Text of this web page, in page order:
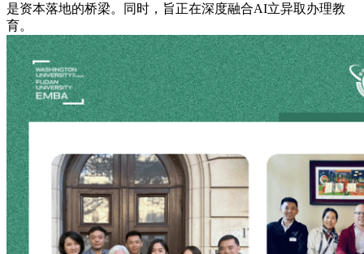
是资本落地的桥梁。同时，旨正在深度融合AI立异取办理教
育。